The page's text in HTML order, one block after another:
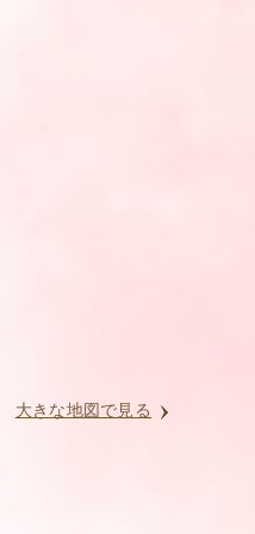
大きな地図で見る